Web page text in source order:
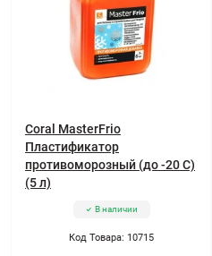
Coral MasterFrio
Пластификатор
противоморозный (до -20 С)
(5 л)
В наличии
Код Товара: 10715